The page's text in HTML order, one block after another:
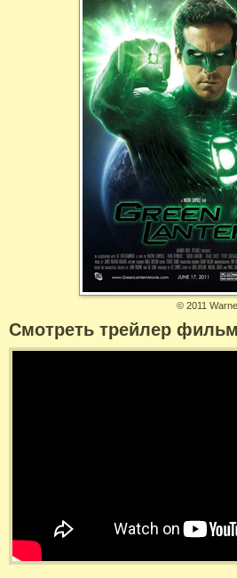
© 2011
Смотреть трейлер